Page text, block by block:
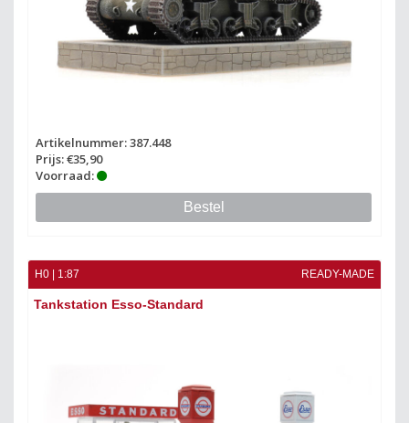
Artikelnummer: 387.448
Prijs: €35,90
Voorraad:
Bestel
H0 | 1:87 READY-MADE
Tankstation Esso-Standard